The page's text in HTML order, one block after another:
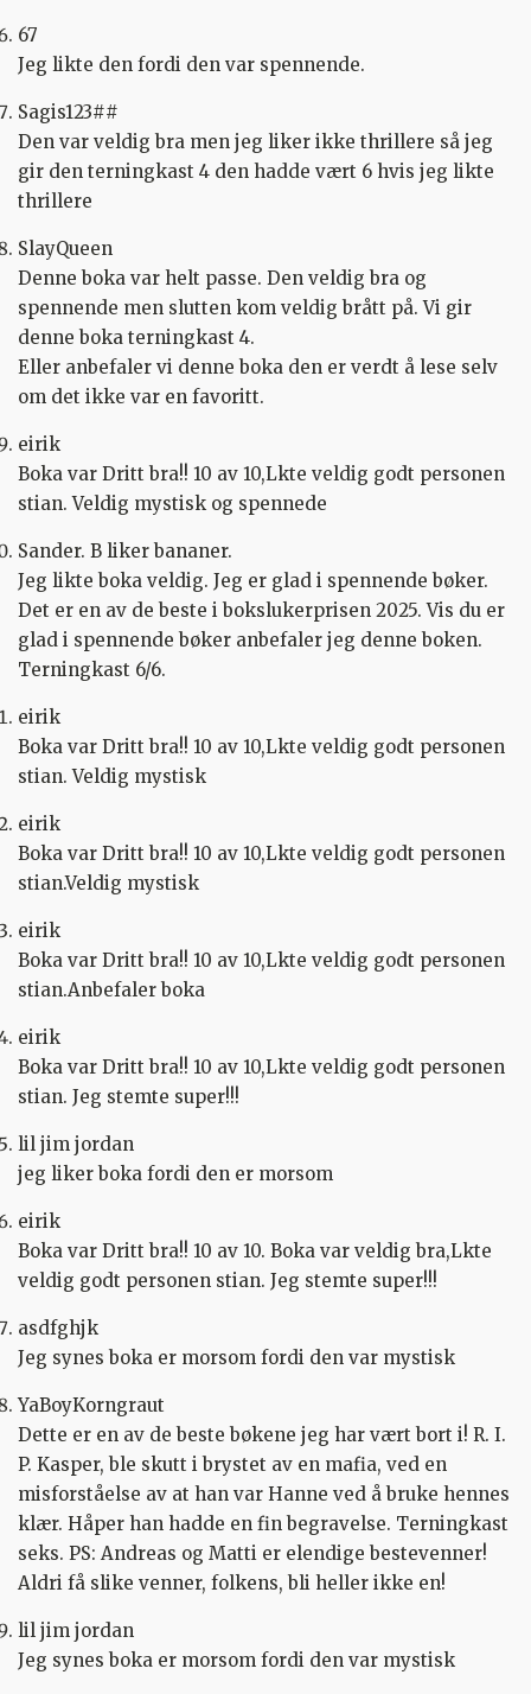
67
Jeg likte den fordi den var spennende.
Sagis123##
Den var veldig bra men jeg liker ikke thrillere så jeg
gir den terningkast 4 den hadde vært 6 hvis jeg likte
thrillere
SlayQueen
Denne boka var helt passe. Den veldig bra og
spennende men slutten kom veldig brått på. Vi gir
denne boka terningkast 4.
Eller anbefaler vi denne boka den er verdt å lese selv
om det ikke var en favoritt.
eirik
Boka var Dritt bra!! 10 av 10,Lkte veldig godt personen
stian. Veldig mystisk og spennede
Sander. B liker bananer.
Jeg likte boka veldig. Jeg er glad i spennende bøker.
Det er en av de beste i bokslukerprisen 2025. Vis du er
glad i spennende bøker anbefaler jeg denne boken.
Terningkast 6/6.
eirik
Boka var Dritt bra!! 10 av 10,Lkte veldig godt personen
stian. Veldig mystisk
eirik
Boka var Dritt bra!! 10 av 10,Lkte veldig godt personen
stian.Veldig mystisk
eirik
Boka var Dritt bra!! 10 av 10,Lkte veldig godt personen
stian.Anbefaler boka
eirik
Boka var Dritt bra!! 10 av 10,Lkte veldig godt personen
stian. Jeg stemte super!!!
lil jim jordan
jeg liker boka fordi den er morsom
eirik
Boka var Dritt bra!! 10 av 10. Boka var veldig bra,Lkte
veldig godt personen stian. Jeg stemte super!!!
asdfghjk
Jeg synes boka er morsom fordi den var mystisk
YaBoyKorngraut
Dette er en av de beste bøkene jeg har vært bort i! R. I.
P. Kasper, ble skutt i brystet av en mafia, ved en
misforståelse av at han var Hanne ved å bruke hennes
klær. Håper han hadde en fin begravelse. Terningkast
seks. PS: Andreas og Matti er elendige bestevenner!
Aldri få slike venner, folkens, bli heller ikke en!
lil jim jordan
Jeg synes boka er morsom fordi den var mystisk